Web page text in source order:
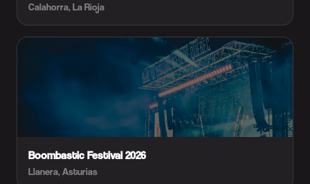
Calahorra, La Rioja
Boombastic Festival 2026
Llanera, Asturias